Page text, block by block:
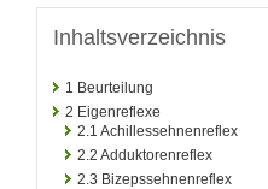
Inhaltsverzeichnis
1 Beurteilung
2 Eigenreflexe
2.1 Achillessehnenreflex
2.2 Adduktorenreflex
2.3 Bizepssehnenreflex